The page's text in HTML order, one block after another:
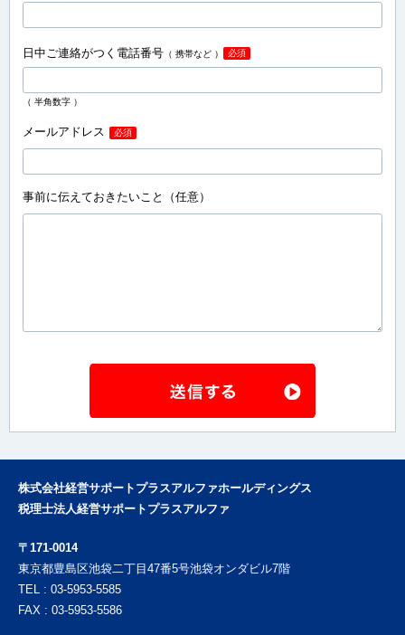
日中ご連絡がつく電話番号 （ 携帯など ） 必須
（ 半角数字 ）
メールアドレス 必須
事前に伝えておきたいこと（任意）
株式会社経営サポートプラスアルファホールディングス
税理士法人経営サポートプラスアルファ
〒171-0014
東京都豊島区池袋二丁目47番5号池袋オンダビル7階
TEL : 03-5953-5585
FAX : 03-5953-5586